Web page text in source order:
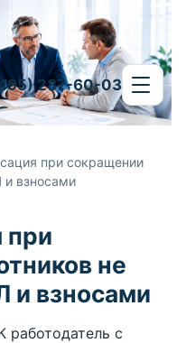
287-60-03
при сокращении
и взносами
при
не
и взносами
работодатель с